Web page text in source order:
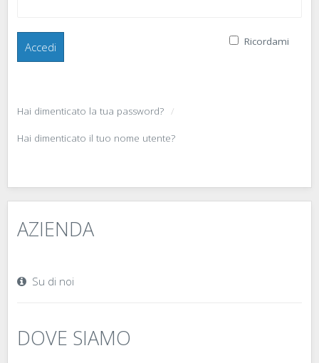
Ricordami
Accedi
Hai dimenticato la tua password?
Hai dimenticato il tuo nome utente?
AZIENDA
Su di noi
DOVE SIAMO